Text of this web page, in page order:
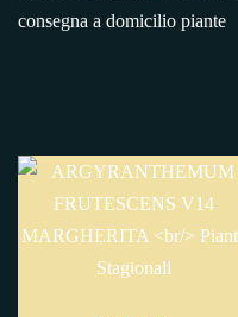
consegna a domicilio piante